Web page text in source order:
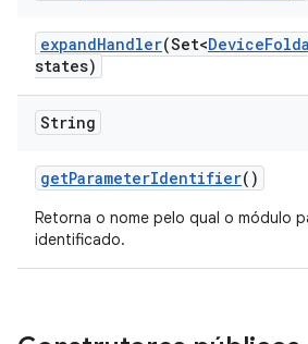
expandHandler(Set<Device
states)
String
getParameterIdentifier()
Retorna o nome pelo qual o módulo
identificado.